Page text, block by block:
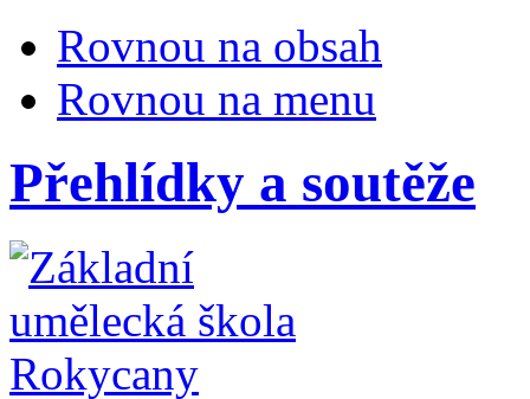
Rovnou na obsah
Rovnou na menu
Přehlídky a soutěže